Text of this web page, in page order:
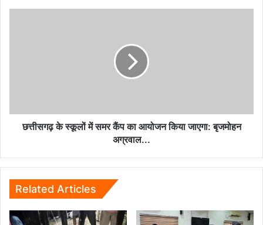
किया
जाएगा:छत्तीसगढ़ के स्कूलों में समर कैंप का आयोजन किया जाएगा: बृजमोहन
अग्रवाल...
Related Articles